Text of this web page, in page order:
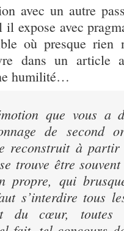
avec un autre
expose avec
où presque rien
dans un article
humilité…
que vous a
de second
reconstruit à
trouve être
propre, qui
s’interdire tous
du cœur, toutes